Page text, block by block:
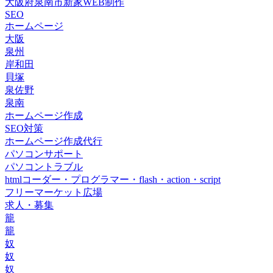
大阪府泉南市新家WEB制作
SEO
ホームページ
大阪
泉州
岸和田
貝塚
泉佐野
泉南
ホームページ作成
SEO対策
ホームページ作成代行
パソコンサポート
パソコントラブル
htmlコーダー・プログラマー・flash・action・script
フリーマーケット広場
求人・募集
籠
籠
奴
奴
奴